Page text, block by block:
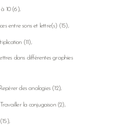
10(6)
entre sons et lettre(s) (15)
(11)
dans différentes graphies
Repérer des analogies (12)
Travailler la conjugaison(2)
(15)